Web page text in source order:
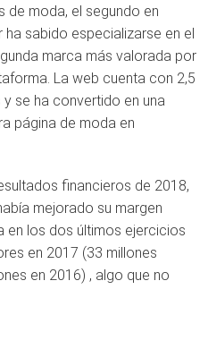
de moda, el segundo en
sabido especializarse en el
marca más valorada por
La web cuenta con 2,5
se ha convertido en una
página de moda en
financieros de 2018,
mejorado su margen
en los dos últimos ejercicios
en 2017 (33 millones
en 2016) , algo que no